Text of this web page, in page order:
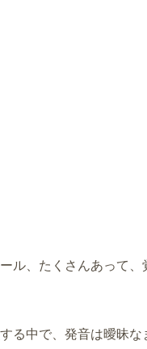
ル、たくさんあって、
る中で、発音は曖昧な